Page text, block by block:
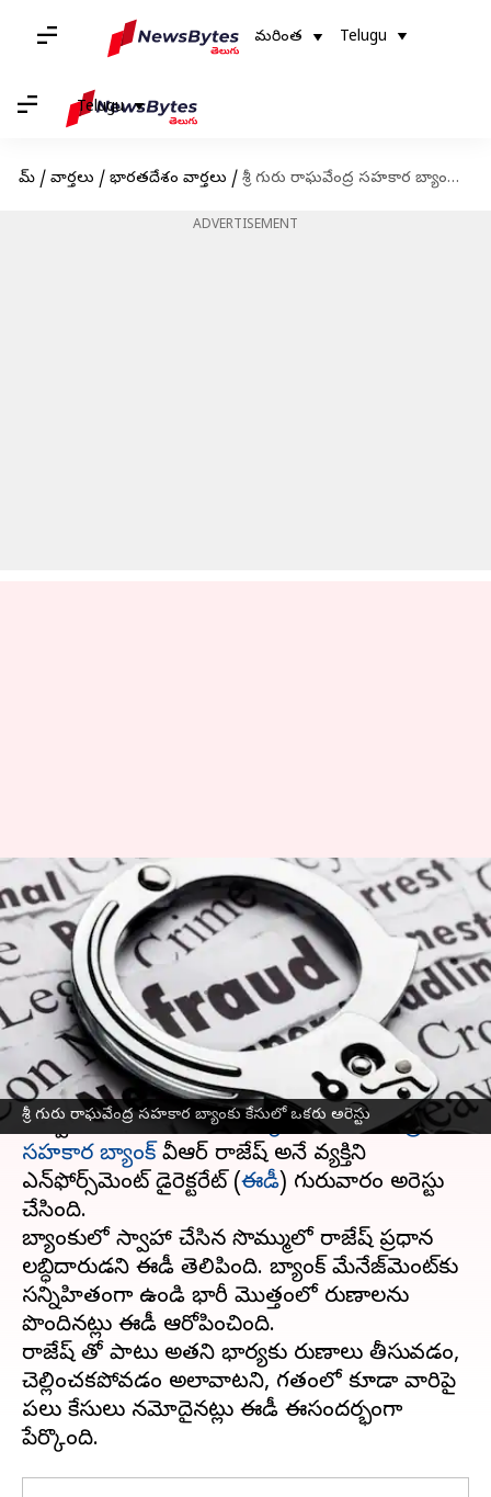
మరింత Telugu
Telugu
హోమ్ / వార్తలు / భారతదేశం వార్తలు / శ్రీ గురు రాఘవేంద్ర సహకార బ్యాంకు కుంభకోణం: 1000కోట్ల స్వాహా కేసులో ఒకరు అరెస్టు
ADVERTISEMENT
శ్రీ గురు రాఘవేంద్ర సహకార బ్యాంకు కేసులో ఒకరు అరెస్టు
శ్రీ గురు రాఘవేంద్ర సహకార బ్యాంకు
కుంభకోణం: 1000కోట్ల స్వాహా
కేసులో ఒకరు అరెస్టు
వ్రాసిన వారు Stalin Feb 23, 2023 05:47 pm
ఈ వార్తాకథనం ఏంటి
రూ.1000 కోట్లకు పైగా పబ్లిక్ డిపాజిట్లను
దుర్వినియోగం చేసిన కేసులోశ్రీ గురు రాఘవేంద్ర
సహకార బ్యాంక్ వీఆర్ రాజేష్ అనే వ్యక్తిని
ఎన్‌ఫోర్స్‌మెంట్ డైరెక్టరేట్ (ఈడీ) గురువారం అరెస్టు
చేసింది.
బ్యాంకులో స్వాహా చేసిన సొమ్ములో రాజేష్ ప్రధాన
లబ్ధిదారుడని ఈడీ తెలిపింది. బ్యాంక్ మేనేజ్‌మెంట్‌కు
సన్నిహితంగా ఉండి భారీ మొత్తంలో రుణాలను
పొందినట్లు ఈడీ ఆరోపించింది.
రాజేష్ తో పాటు అతని భార్యకు రుణాలు తీసుకోవడం,
చెల్లించకపోవడం అలావాటని, గతంలో కూడా వారిపై
పలు కేసులు నమోదైనట్లు ఈడీ ఈసందర్భంగా